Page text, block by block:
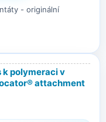
- originální
k polymeraci v
attachment